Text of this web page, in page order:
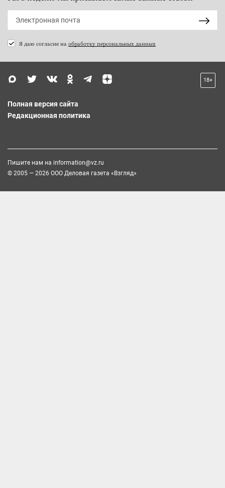
Я даю согласие на обработку персональных данных
18+
Полная версия сайта
Редакционная политика
Пишите нам на information@vz.ru
© 2005 — 2026 ООО Деловая газета «Взгляд»